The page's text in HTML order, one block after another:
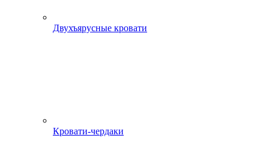
Двухъярусные кровати
Кровати-чердаки